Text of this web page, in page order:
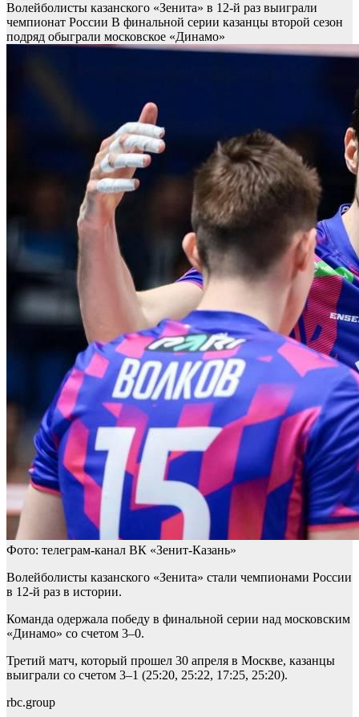
Волейболисты казанского «Зенита» в 12-й раз выиграли
чемпионат России В финальной серии казанцы второй сезон
подряд обыграли московское «Динамо»
Фото: телеграм-канал ВК «Зенит-Казань»
Волейболисты казанского «Зенита» стали чемпионами России
в 12-й раз в истории.
Команда одержала победу в финальной серии над московским
«Динамо» со счетом 3–0.
Третий матч, который прошел 30 апреля в Москве, казанцы
выиграли со счетом 3–1 (25:20, 25:22, 17:25, 25:20).
rbc.group